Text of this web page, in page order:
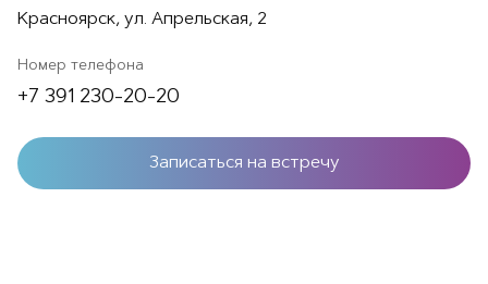
Красноярск, ул. Апрельская, 2
Номер телефона
+7 391 230-20-20
Записаться на встречу